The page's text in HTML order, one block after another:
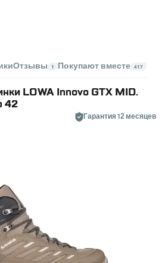
Отзывы 1 Покупают вместе 417
LOWA Innovo GTX MID.
42
Гарантия 12 месяцев